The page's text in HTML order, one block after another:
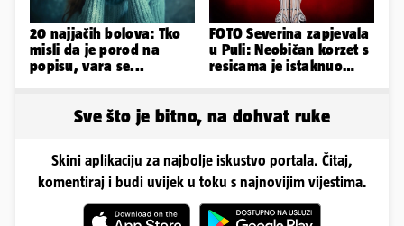
20 najjačih bolova: Tko
misli da je porod na
popisu, vara se...
FOTO Severina zapjevala
u Puli: Neobičan korzet s
resicama je istaknuo
Sve što je bitno, na dohvat ruke
Skini aplikaciju za najbolje iskustvo portala. Čitaj,
komentiraj i budi uvijek u toku s najnovijim vijestima.